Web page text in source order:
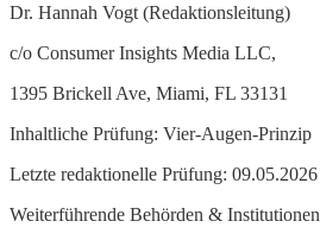
Dr. Hannah Vogt (Redaktionsleitung)
c/o Consumer Insights Media LLC,
1395 Brickell Ave, Miami, FL 33131
Inhaltliche Prüfung: Vier-Augen-Prinzip
Letzte redaktionelle Prüfung: 09.05.2026
Weiterführende Behörden & Institutionen